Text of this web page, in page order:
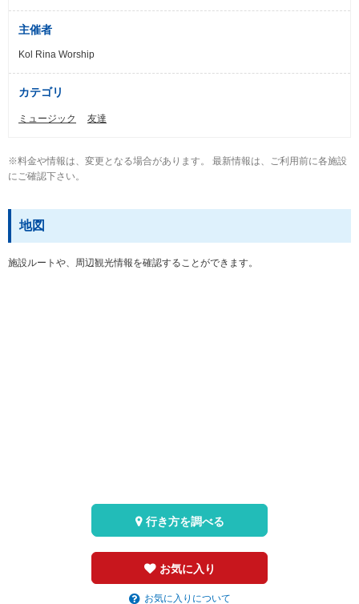
主催者
Kol Rina Worship
カテゴリ
ミュージック 友達
※料金や情報は、変更となる場合があります。 最新情報は、ご利用前に各施設
にご確認下さい。
地図
施設ルートや、周辺観光情報を確認することができます。
お気に入り
お気に入りについて
行き方を調べる